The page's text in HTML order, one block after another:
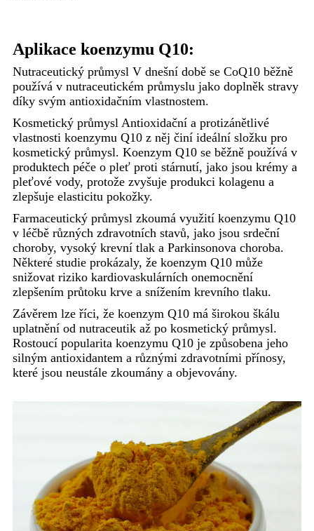
Aplikace koenzymu Q10:
Nutraceutický průmysl V dnešní době se CoQ10 běžně
používá v nutraceutickém průmyslu jako doplněk stravy
díky svým antioxidačním vlastnostem.
Kosmetický průmysl Antioxidační a protizánětlivé
vlastnosti koenzymu Q10 z něj činí ideální složku pro
kosmetický průmysl. Koenzym Q10 se běžně používá v
produktech péče o pleť proti stárnutí, jako jsou krémy a
pleťové vody, protože zvyšuje produkci kolagenu a
zlepšuje elasticitu pokožky.
Farmaceutický průmysl zkoumá využití koenzymu Q10
v léčbě různých zdravotních stavů, jako jsou srdeční
choroby, vysoký krevní tlak a Parkinsonova choroba.
Některé studie prokázaly, že koenzym Q10 může
snižovat riziko kardiovaskulárních onemocnění
zlepšením průtoku krve a snížením krevního tlaku.
Závěrem lze říci, že koenzym Q10 má širokou škálu
uplatnění od nutraceutik až po kosmetický průmysl.
Rostoucí popularita koenzymu Q10 je způsobena jeho
silným antioxidantem a různými zdravotními přínosy,
které jsou neustále zkoumány a objevovány.